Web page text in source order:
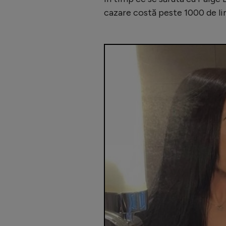
cazare costă peste 1000 de